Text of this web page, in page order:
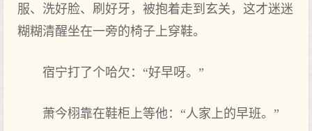
服、洗好‌脸、刷好‌牙，被抱着走到玄关，这才迷迷
糊糊清醒坐在一旁的椅子上穿鞋。
宿宁打了个哈欠：“好‌早呀。”
萧今栩靠在鞋柜上等他：“人家上的早班。”